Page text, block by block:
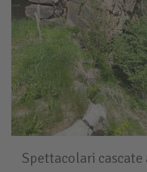
Spettacolari